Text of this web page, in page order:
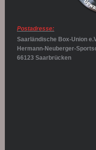
Postadresse:
Saarländische Box-Union
Hermann-Neuberger-
66123 Saarbrücken